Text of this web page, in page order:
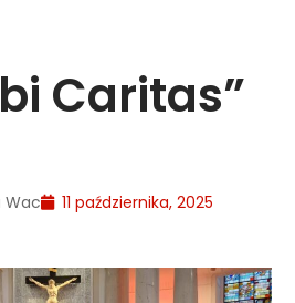
Caritas”
Wac
11 października, 2025